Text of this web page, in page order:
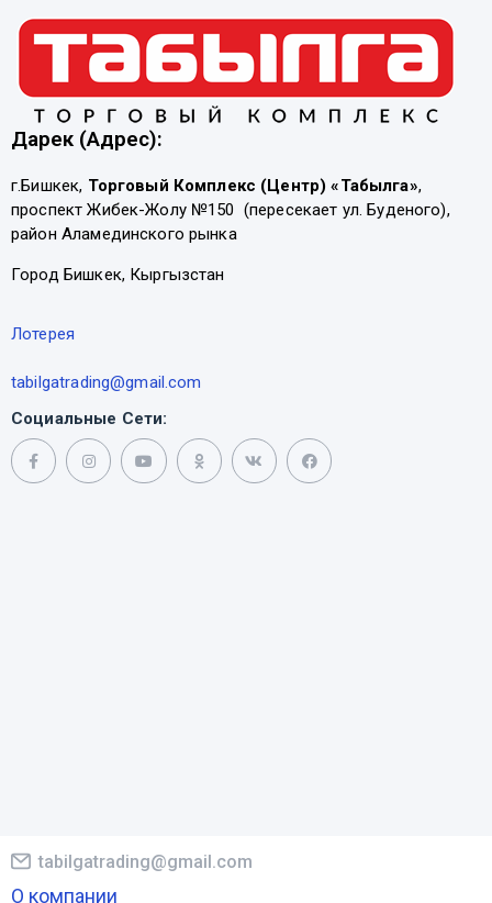
Дарек (Адрес):
г.Бишкек, Торговый Комплекс (Центр) «Табылга»,
проспект Жибек-Жолу №150 (пересекает ул. Буденого),
район Аламединского рынка
Город Бишкек, Кыргызстан
Лотерея
tabilgatrading@gmail.com
Социальные Сети:
tabilgatrading@gmail.com
О компании